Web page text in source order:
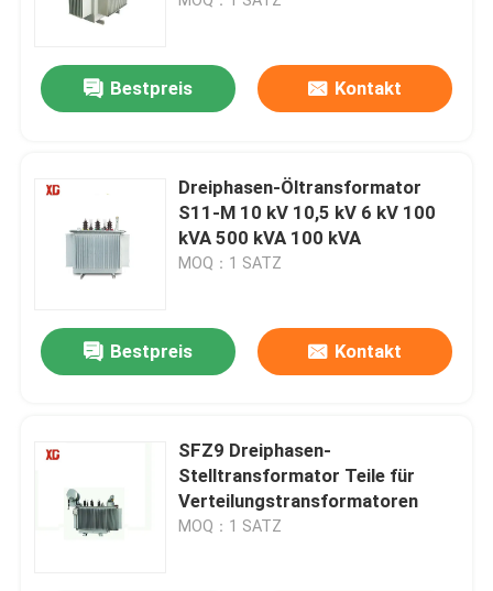
Bestpreis Kontakt
Dreiphasen-Öltransformator
S11-M 10 kV 10,5 kV 6 kV 100
kVA 500 kVA 100 kVA
MOQ：1 SATZ
Bestpreis Kontakt
SFZ9 Dreiphasen-
Stelltransformator Teile für
Verteilungstransformatoren
MOQ：1 SATZ